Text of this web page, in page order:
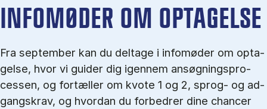
IN­FO­MØ­DER OM OP­TA­GEL­SE
Fra september kan du del­tage i in­fo­mø­der om op­ta­
gel­se, hvor vi gu­i­der dig igen­nem an­søg­nings­pro­
ces­sen, og for­tæl­ler om kvo­te 1 og 2, sprog- og ad­
gangs­krav, og hvordan du forbedrer dine chancer